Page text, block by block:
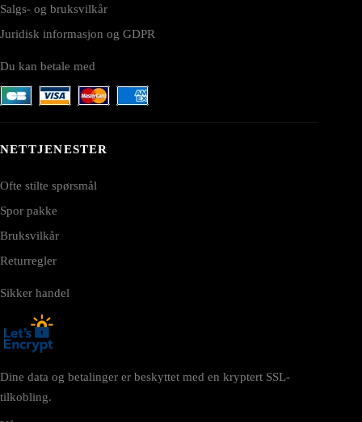
Salgs- og bruksvilkår
Juridisk informasjon og GDPR
Du kan betale med
NETTJENESTER
Ofte stilte spørsmål
Spor pakke
Bruksvilkår
Returregler
Sikker handel
Dine data og betalinger er beskyttet med en kryptert SSL-
tilkobling.